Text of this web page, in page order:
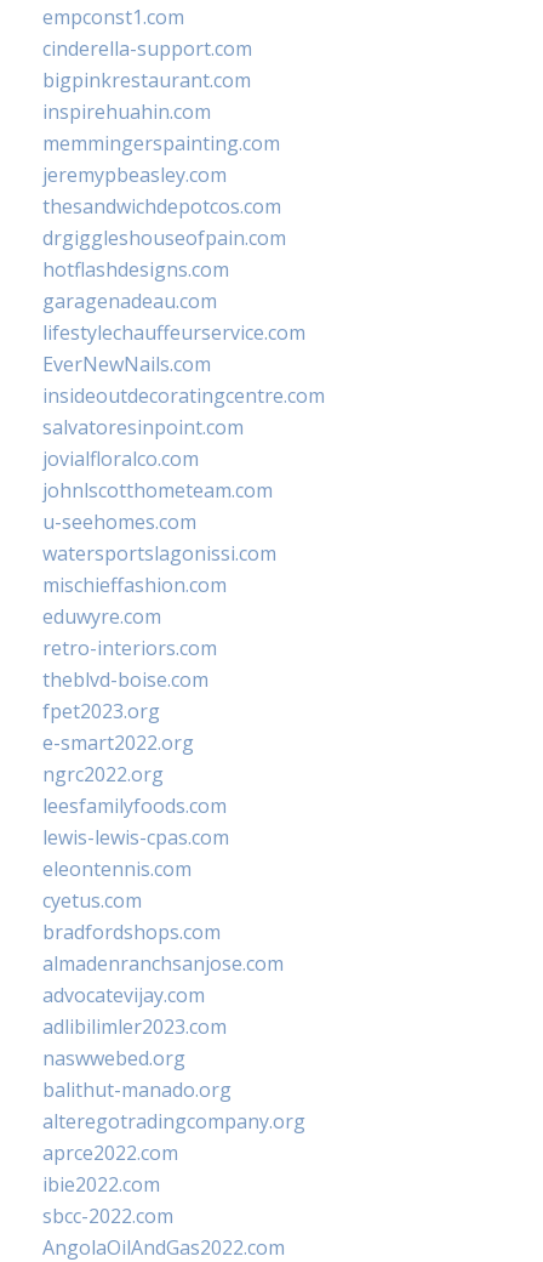
empconst1.com
cinderella-support.com
bigpinkrestaurant.com
inspirehuahin.com
memmingerspainting.com
jeremypbeasley.com
thesandwichdepotcos.com
drgiggleshouseofpain.com
hotflashdesigns.com
garagenadeau.com
lifestylechauffeurservice.com
EverNewNails.com
insideoutdecoratingcentre.com
salvatoresinpoint.com
jovialfloralco.com
johnlscotthometeam.com
u-seehomes.com
watersportslagonissi.com
mischieffashion.com
eduwyre.com
retro-interiors.com
theblvd-boise.com
fpet2023.org
e-smart2022.org
ngrc2022.org
leesfamilyfoods.com
lewis-lewis-cpas.com
eleontennis.com
cyetus.com
bradfordshops.com
almadenranchsanjose.com
advocatevijay.com
adlibilimler2023.com
naswwebed.org
balithut-manado.org
alteregotradingcompany.org
aprce2022.com
ibie2022.com
sbcc-2022.com
AngolaOilAndGas2022.com